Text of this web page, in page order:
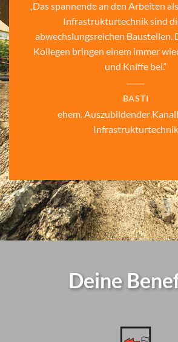
„Das spannende an den Arbeiten
Infrastrukturtechnik sind
abwechslungsreichen Baustellen.
Kollegen bringen einem immer
und Kniffe bei.“
BASTI
ehem. Auszubildender
Infrastrukturtechnik
Deine